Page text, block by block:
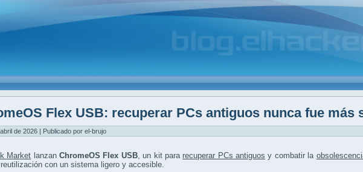
Flex USB: recuperar PCs antiguos nunca fue más
de 2026 | Publicado por el-brujo
Market lanzan ChromeOS Flex USB, un kit para recuperar PCs antiguos y combatir la
con un sistema ligero y accesible.